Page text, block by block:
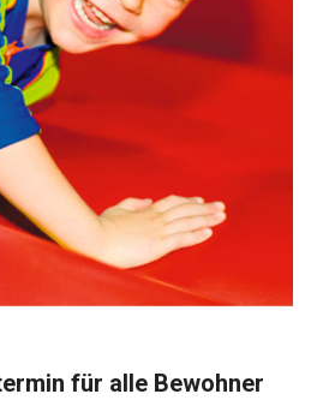
für alle Bewohner